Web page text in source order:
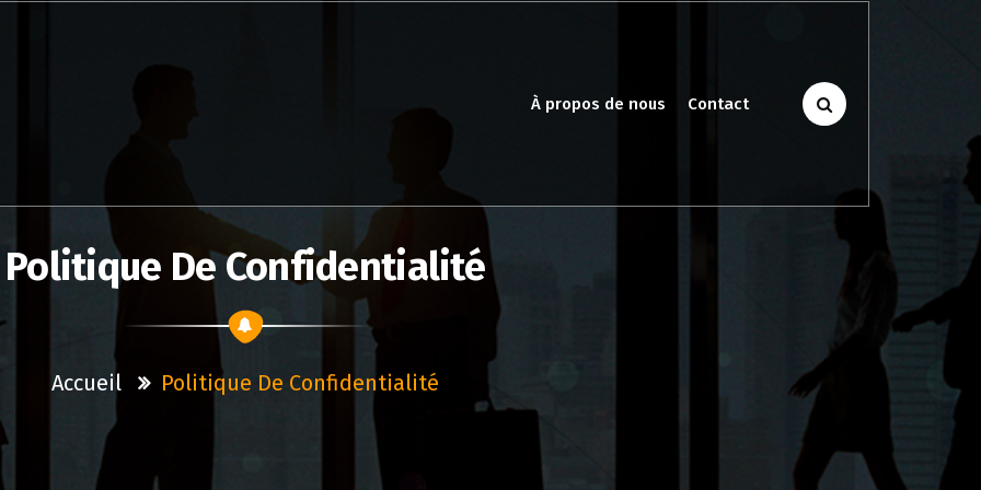
À propos de nous Contact
Politique De Confidentialité
Accueil Politique De Confidentialité